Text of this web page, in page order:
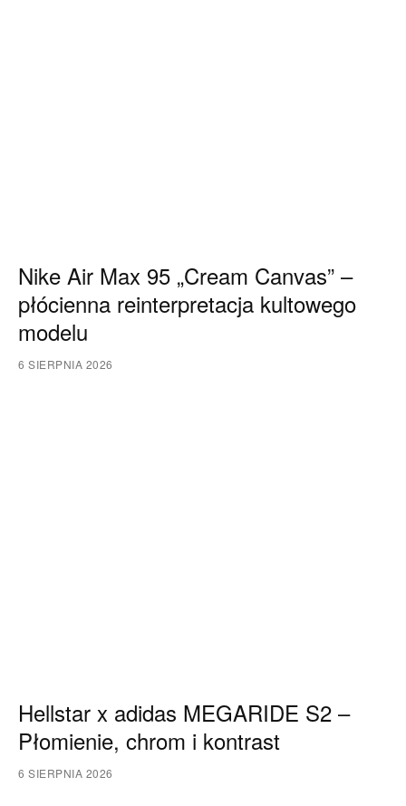
Nike Air Max 95 „Cream Canvas” –
płócienna reinterpretacja kultowego
modelu
6 SIERPNIA 2026
Hellstar x adidas MEGARIDE S2 –
Płomienie, chrom i kontrast
6 SIERPNIA 2026